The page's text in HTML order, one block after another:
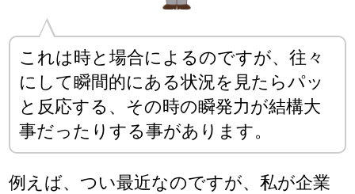
これは時と場合によるのですが、往々
にして瞬間的にある状況を見たらパッ
と反応する、その時の瞬発力が結構大
事だったりする事があります。
例えば、つい最近なのですが、私が企業